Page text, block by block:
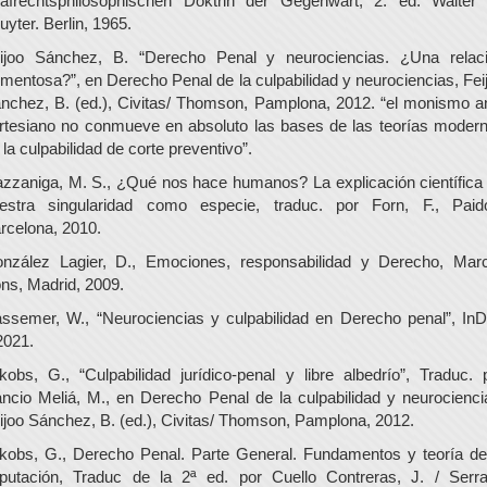
Berlin, 1965.
Sánchez, B. “Derecho Penal y neurociencias. ¿Una
en Derecho Penal de la culpabilidad y neurociencias,
B. (ed.), Civitas/ Thomson, Pamplona, 2012. “el monismo
no conmueve en absoluto las bases de las teorías
culpabilidad de corte preventivo”.
M. S., ¿Qué nos hace humanos? La explicación científica
singularidad como especie, traduc. por Forn, F.,
2010.
Lagier, D., Emociones, responsabilidad y Derecho,
Madrid, 2009.
W., “Neurociencias y culpabilidad en Derecho penal”,
G., “Culpabilidad jurídico-penal y libre albedrío”, Traduc.
Meliá, M., en Derecho Penal de la culpabilidad y
Sánchez, B. (ed.), Civitas/ Thomson, Pamplona, 2012.
G., Derecho Penal. Parte General. Fundamentos y teoría
Traduc de la 2ª ed. por Cuello Contreras, J. /